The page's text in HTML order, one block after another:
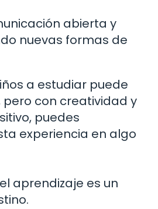
abierta y
nuevas formas de
a estudiar puede
pero con creatividad y
puedes
experiencia en algo
aprendizaje es un